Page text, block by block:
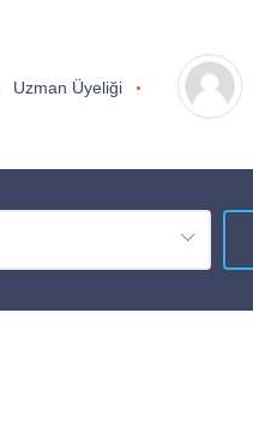
Uzman Üyeliği